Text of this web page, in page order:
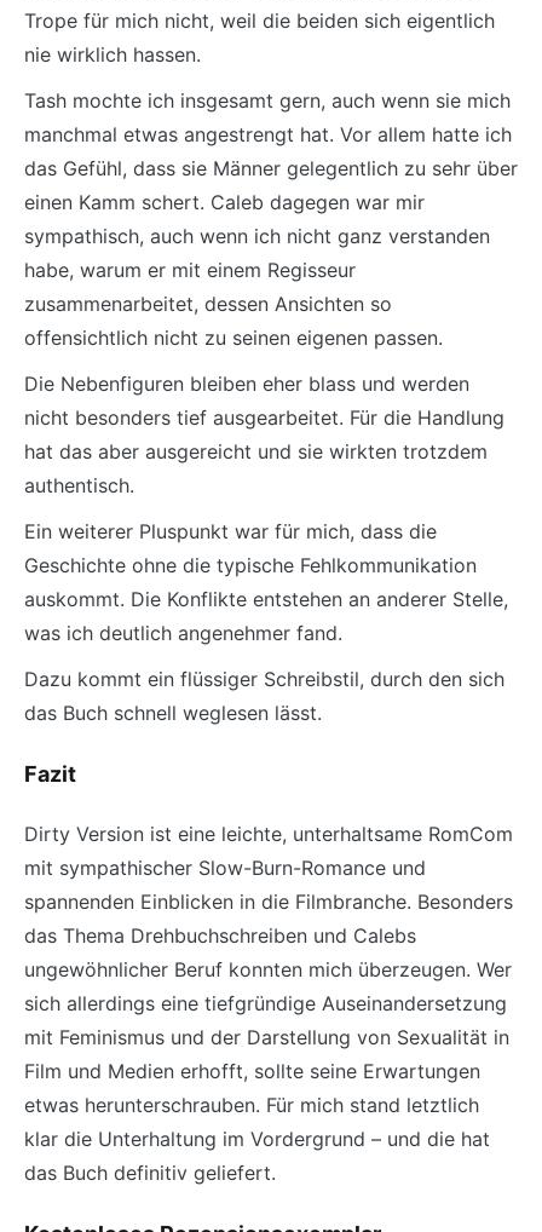
Trope für mich nicht, weil die beiden sich eigentlich
nie wirklich hassen.
Tash mochte ich insgesamt gern, auch wenn sie mich
manchmal etwas angestrengt hat. Vor allem hatte ich
das Gefühl, dass sie Männer gelegentlich zu sehr über
einen Kamm schert. Caleb dagegen war mir
sympathisch, auch wenn ich nicht ganz verstanden
habe, warum er mit einem Regisseur
zusammenarbeitet, dessen Ansichten so
offensichtlich nicht zu seinen eigenen passen.
Die Nebenfiguren bleiben eher blass und werden
nicht besonders tief ausgearbeitet. Für die Handlung
hat das aber ausgereicht und sie wirkten trotzdem
authentisch.
Ein weiterer Pluspunkt war für mich, dass die
Geschichte ohne die typische Fehlkommunikation
auskommt. Die Konflikte entstehen an anderer Stelle,
was ich deutlich angenehmer fand.
Dazu kommt ein flüssiger Schreibstil, durch den sich
das Buch schnell weglesen lässt.
Fazit
Dirty Version ist eine leichte, unterhaltsame RomCom
mit sympathischer Slow-Burn-Romance und
spannenden Einblicken in die Filmbranche. Besonders
das Thema Drehbuchschreiben und Calebs
ungewöhnlicher Beruf konnten mich überzeugen. Wer
sich allerdings eine tiefgründige Auseinandersetzung
mit Feminismus und der Darstellung von Sexualität in
Film und Medien erhofft, sollte seine Erwartungen
etwas herunterschrauben. Für mich stand letztlich
klar die Unterhaltung im Vordergrund – und die hat
das Buch definitiv geliefert.